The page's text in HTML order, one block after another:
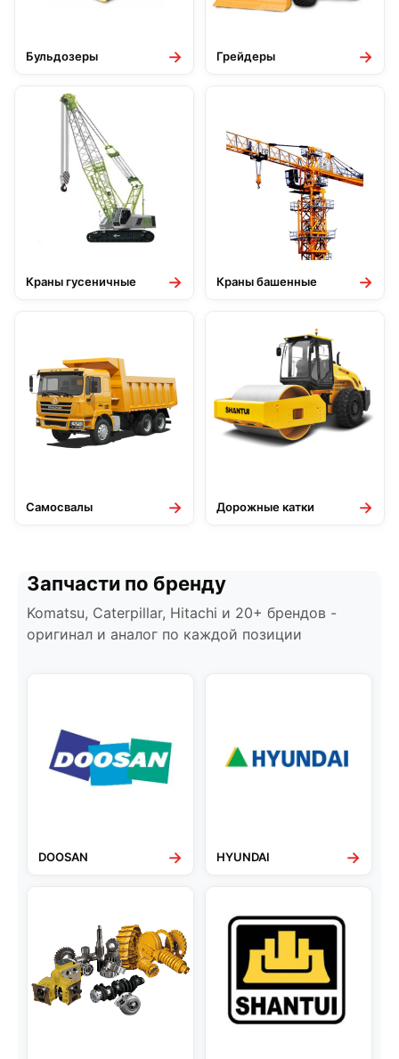
Бульдозеры → Грейдеры →
Краны гусеничные → Краны башенные →
Самосвалы → Дорожные катки →
Запчасти по бренду
Komatsu, Caterpillar, Hitachi и 20+ брендов -
оригинал и аналог по каждой позиции
DOOSAN → HYUNDAI →